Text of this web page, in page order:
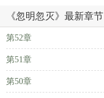
《忽明忽灭》最新章节
第52章
第51章
第50章